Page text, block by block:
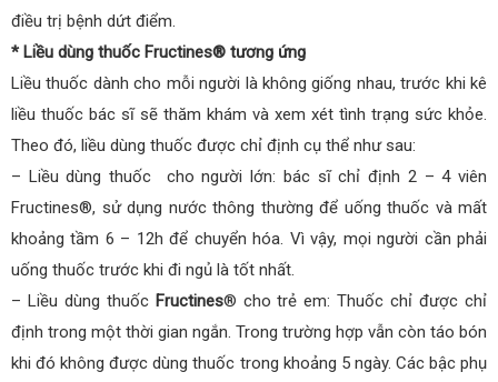
điều trị bệnh dứt điểm.
* Liều dùng thuốc Fructines® tương ứng
Liều thuốc dành cho mỗi người là không giống nhau, trước khi kê
liều thuốc bác sĩ sẽ thăm khám và xem xét tình trạng sức khỏe.
Theo đó, liều dùng thuốc được chỉ định cụ thể như sau:
– Liều dùng thuốc cho người lớn: bác sĩ chỉ định 2 – 4 viên
Fructines®, sử dụng nước thông thường để uống thuốc và mất
khoảng tầm 6 – 12h để chuyển hóa. Vì vậy, mọi người cần phải
uống thuốc trước khi đi ngủ là tốt nhất.
– Liều dùng thuốc Fructines® cho trẻ em: Thuốc chỉ được chỉ
định trong một thời gian ngắn. Trong trường hợp vẫn còn táo bón
khi đó không được dùng thuốc trong khoảng 5 ngày. Các bậc phụ